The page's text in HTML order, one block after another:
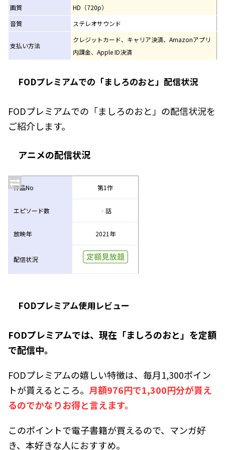
画質
HD（720p）
音質
ステレオサウンド
支払い方法
クレジットカード、キャリア決済、Amazonアプリ
内課金、Apple ID決済
FODプレミアムでの「ましろのおと」配信状況
FODプレミアムでの「ましろのおと」の配信状況を
ご紹介します。
アニメの配信状況
作品No 第1作
エピソード数 ‐話
放映年 2021年
配信状況
FODプレミアム使用レビュー
FODプレミアムでは、現在「ましろのおと」を定額
で配信中。
FODプレミアムの嬉しい特徴は、毎月1,300ポイン
トが貰えるところ。 月額976円で1,300円分が貰え
るのでかなりお得と言えます。
このポイントで電子書籍が買えるので、マンガ好
き、本好きな人におすすめ。